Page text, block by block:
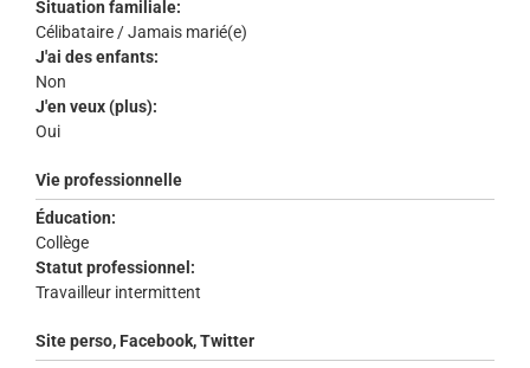
Situation familiale:
Célibataire / Jamais marié(e)
J'ai des enfants:
Non
J'en veux (plus):
Oui
Vie professionnelle
Éducation:
Collège
Statut professionnel:
Travailleur intermittent
Site perso, Facebook, Twitter